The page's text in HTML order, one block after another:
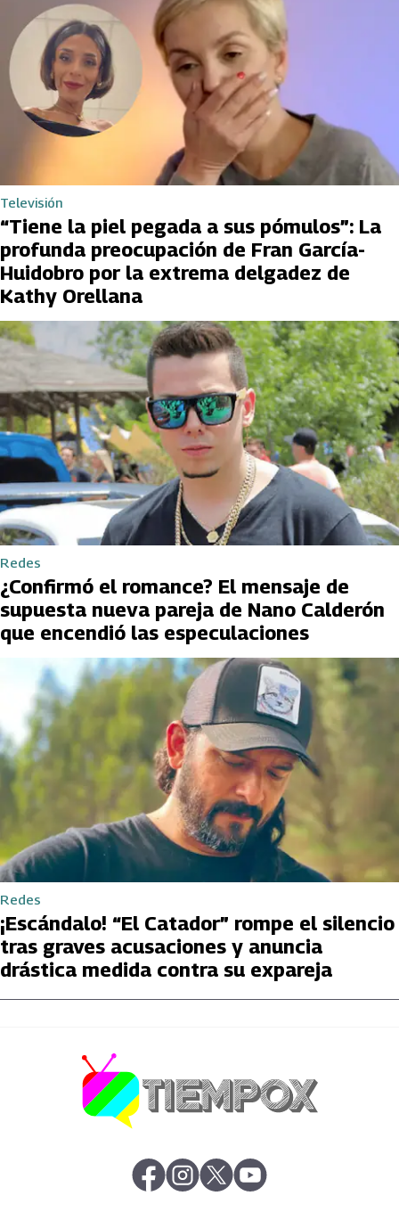
Televisión
“Tiene la piel pegada a sus pómulos”: La
profunda preocupación de Fran García-
Huidobro por la extrema delgadez de
Kathy Orellana
Redes
¿Confirmó el romance? El mensaje de
supuesta nueva pareja de Nano Calderón
que encendió las especulaciones
Redes
¡Escándalo! “El Catador” rompe el silencio
tras graves acusaciones y anuncia
drástica medida contra su expareja
abre en nueva pestaña
abre en nueva pestaña
abre en nueva pestaña